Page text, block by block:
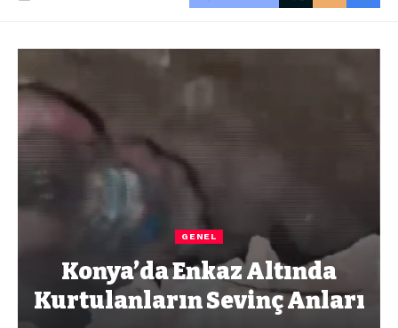
GENEL
Konya’da Enkaz Altında
Kurtulanların Sevinç Anları